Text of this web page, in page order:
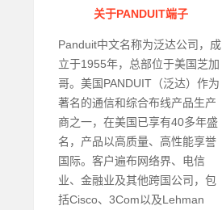
关于PANDUIT端子
Panduit中文名称为泛达公司，成
立于1955年，总部位于美国芝加
哥。美国PANDUIT（泛达）作为
著名的通信和综合布线产品生产
商之一，在美国已享有40多年盛
名，产品以高质量、高性能享誉
国际。客户遍布网络界、电信
业、金融业及其他跨国公司，包
括Cisco、3Com以及Lehman